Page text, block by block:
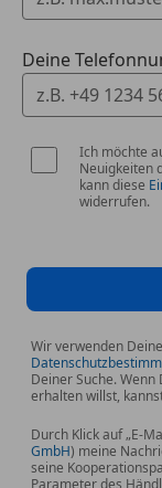
Irrtum und
Alle Angaben
Alle unsere
hauseigenem
Übergabe
Sie können
machen.
wir Ihnen
Gerne nehmen
Wir freuen uns
Deine
Ich möchte
Neuigkeiten
kann diese
widerrufen.
Wir verwenden
Deiner Suche.
erhalten willst,
Durch Klick auf „E-
GmbH) meine
seine
Parameter des